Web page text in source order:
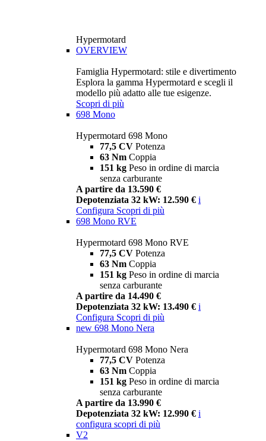
Hypermotard
OVERVIEW
Famiglia Hypermotard: stile e divertimento
Esplora la gamma Hypermotard e scegli il
modello più adatto alle tue esigenze.
Scopri di più
698 Mono
Hypermotard 698 Mono
77,5 CV Potenza
63 Nm Coppia
151 kg Peso in ordine di marcia
senza carburante
A partire da 13.590 €
Depotenziata 32 kW: 12.590 € i
Configura Scopri di più
698 Mono RVE
Hypermotard 698 Mono RVE
77,5 CV Potenza
63 Nm Coppia
151 kg Peso in ordine di marcia
senza carburante
A partire da 14.490 €
Depotenziata 32 kW: 13.490 € i
Configura Scopri di più
new 698 Mono Nera
Hypermotard 698 Mono Nera
77,5 CV Potenza
63 Nm Coppia
151 kg Peso in ordine di marcia
senza carburante
A partire da 13.990 €
Depotenziata 32 kW: 12.990 € i
configura scopri di più
V2